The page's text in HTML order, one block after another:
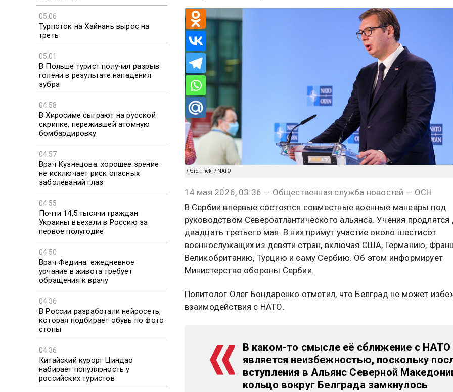
05:06
Турпоток на Хайнань вырос на
треть
05:01
В Польше турист получил разрыв
голени в результате нападения
зубра
04:58
В Хиросиме сыграют на русской
скрипке, пережившей атомную
бомбардировку
04:57
Врач Кузнецова: хорошее зрение
не исключает риск опасных
заболеваний глаз
04:55
Почти 14,5 тысячи граждан
Украины въехали в Россию за
первое полугодие
04:50
Врач Федина: ежедневное
урчание в живота требует
обращения к врачу
04:36
В России разработали нейросеть,
которая подбирает обувь по фото
стопы
04:36
Китайский курорт Циндао
набирает популярность у
российских туристов
Фото: Flickr / NATO
14 мая 2026, 03:36 — Общественная служба новостей — ОСН
В Сербии впервые состоятся совместные военные маневры под
руководством Североатлантического альянса. Учения продлятся
двадцать третьего мая. В них примут участие около шестисот
военнослужащих из девяти стран, включая США, Германию,
Великобританию, Турцию и саму Сербию. Об этом информирует
Министерство обороны Сербии.
Политолог Олег Бондаренко отметил, что Белград не может
взаимодействия с НАТО.
В каком-то смысле её сближение с НАТО
является неизбежностью, поскольку
вступления в Альянс Северной
кольцо вокруг Белграда замкнулось